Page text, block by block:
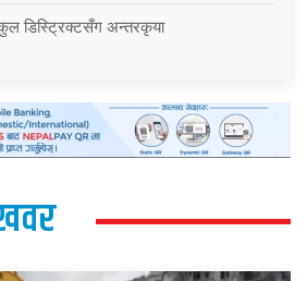
डिस्ट्रिक्टसँग अन्तरकृया